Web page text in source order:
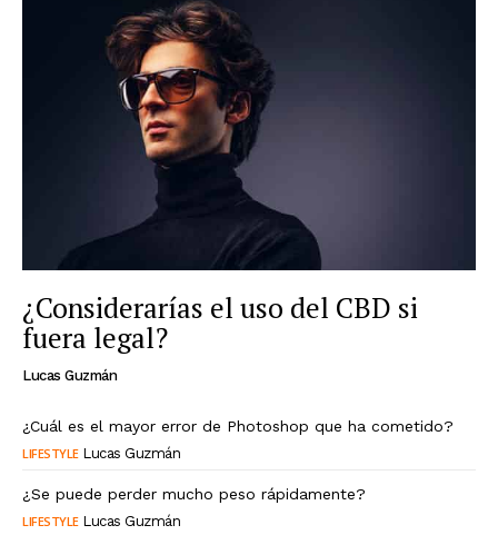
¿Considerarías el uso del CBD si
fuera legal?
Lucas Guzmán
¿Cuál es el mayor error de Photoshop que ha cometido?
LIFESTYLE Lucas Guzmán
¿Se puede perder mucho peso rápidamente?
LIFESTYLE Lucas Guzmán